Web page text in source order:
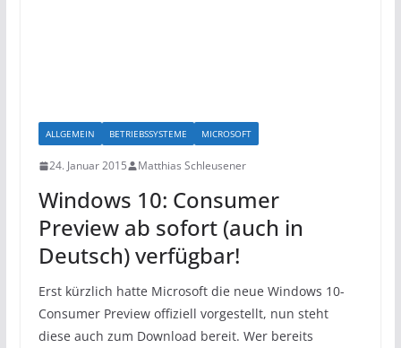
ALLGEMEIN BETRIEBSSYSTEME MICROSOFT
24. Januar 2015 Matthias Schleusener
Windows 10: Consumer
Preview ab sofort (auch in
Deutsch) verfügbar!
Erst kürzlich hatte Microsoft die neue Windows 10-
Consumer Preview offiziell vorgestellt, nun steht
diese auch zum Download bereit. Wer bereits